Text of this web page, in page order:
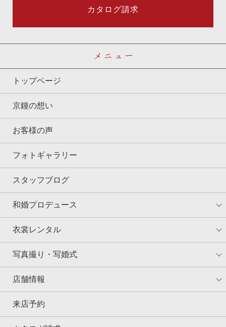
カタログ請求
トップページ
京鐘の想い
お客様の声
フォトギャラリー
スタッフブログ
和婚プロデュース
衣裳レンタル
写真撮り・写婚式
店舗情報
来店予約